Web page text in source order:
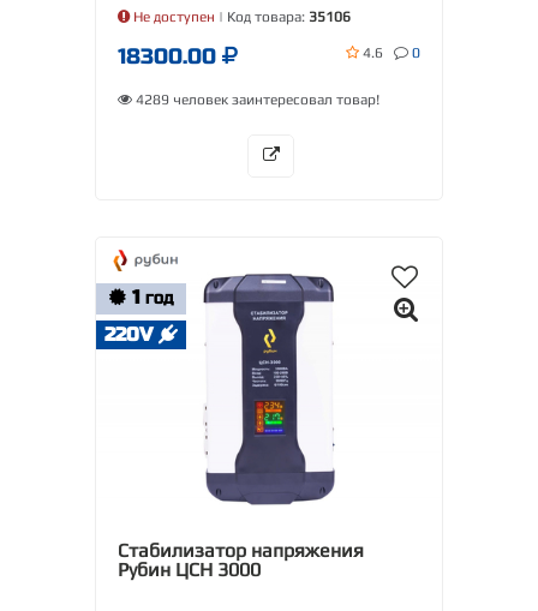
Не доступен | Код товара: 35106
18300.00 4.6 0
4289 человек заинтересовал товар!
1 ГОД
220V
Стабилизатор напряжения
Рубин ЦСН 3000